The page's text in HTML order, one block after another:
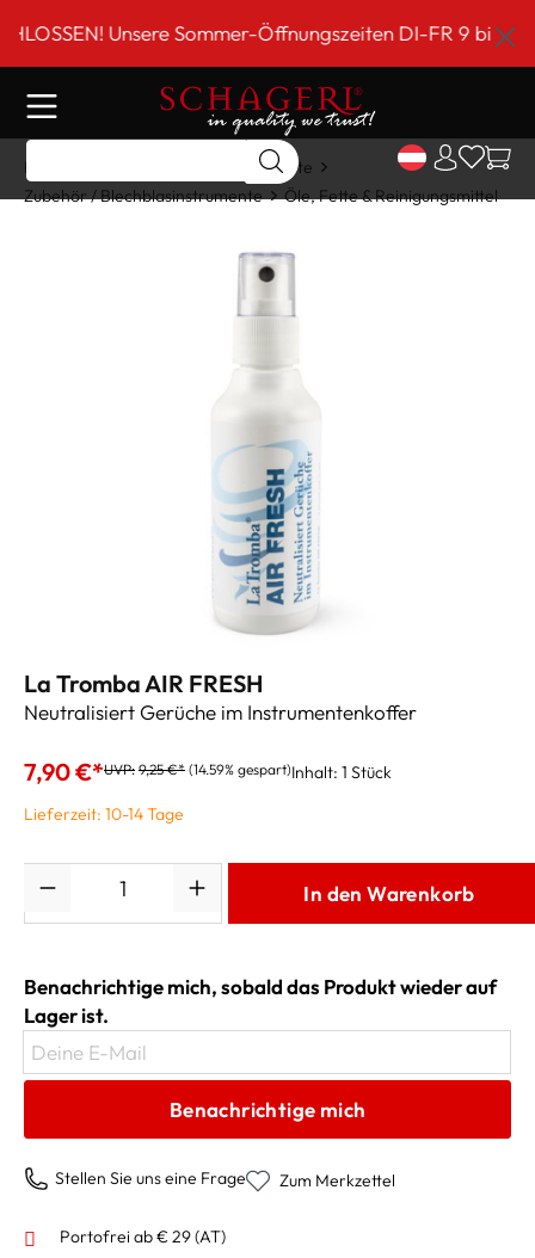
springen
Unsere Sommer-Öffnungszeiten DI-FR 9 bis 18
Home
Blechblasinstrumente
Zubehör / Blechblasinstrumente
Öle, Fette & Reinigungsmittel
La Tromba AIR FRESH
Neutralisiert Gerüche im Instrumentenkoffer
7,90 €*UVP: 9,25 €* (14.59% gespart)Inhalt: 1 Stück
Lieferzeit: 10-14 Tage
In den Warenkorb
Benachrichtige mich, sobald das Produkt wieder auf
Lager ist.
Deine E-Mail
Benachrichtige mich
Stellen Sie uns eine Frage Zum Merkzettel
Portofrei ab € 29 (AT)